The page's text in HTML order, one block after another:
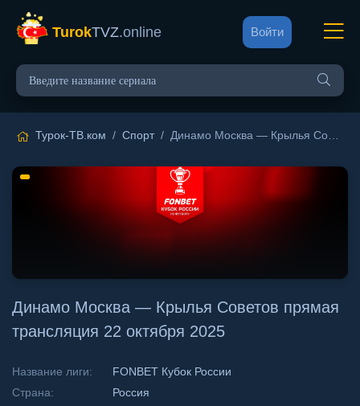
TurokTVZ.online Войти
Турок-ТВ.ком / Спорт/ Динамо Москва — Крылья Советов прямая трансляция 22 октября 2025
Динамо Москва — Крылья Советов прямая
трансляция 22 октября 2025
Название лиги:
FONBET Кубок России
Страна:
Россия